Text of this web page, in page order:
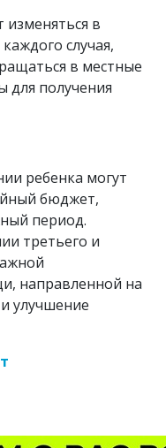
изменяться в
случая,
в местные
для получения
ребенка могут
бюджет,
период.
третьего и
направленной на
улучшение